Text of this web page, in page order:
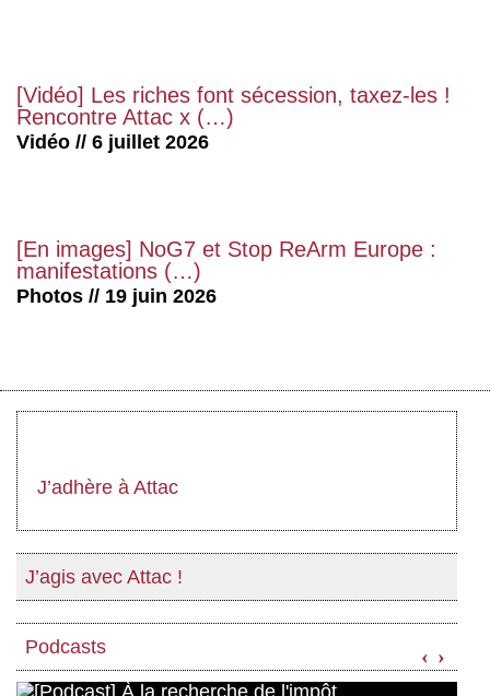
[Vidéo] Les riches font sécession, taxez-les !
Rencontre Attac x (…)
Vidéo // 6 juillet 2026
[En images] NoG7 et Stop ReArm Europe :
manifestations (…)
Photos // 19 juin 2026
J’adhère à Attac
J’agis avec Attac !
Podcasts ‹ ›